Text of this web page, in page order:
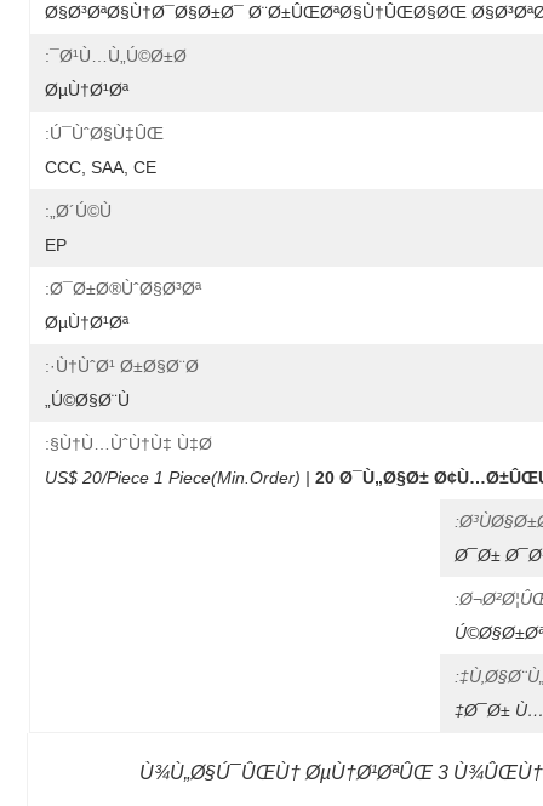
Ø§Ø³ØªØ§Ù†Ø¯Ø§Ø±Ø¯ Ø¨Ø±ÛŒØªØ§Ù†ÛŒØ§ØŒ
Ø¹Ù…Ù„Ú©Ø±Ø¯:
ØµÙ†Ø¹Øª
Ú¯ÙˆØ§Ù‡ÛŒ:
CCC, SAA, CE
Ø´Ú©Ù„:
EP
Ø¯Ø±Ø®ÙˆØ§Ø³Øª:
ØµÙ†Ø¹Øª
Ù†ÙˆØ¹ Ø±Ø§Ø¨Ø·:
Ú©Ø§Ø¨Ù„
Ù†Ù…ÙˆÙ†Ù‡ Ù‡Ø§:
US$ 20/Piece 1 Piece(Min.Order) | 20 Ø¯Ù„Ø§Ø±
Ø¯Ø±
Ù¾Ù„Ø§Ú¯ÛŒÙ† ØµÙ†Ø¹ØªÛŒ 3 Ù¾ÛŒÙ†